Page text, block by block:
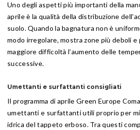
Uno degli aspetti più importanti della
aprile è la qualità della distribuzione
suolo. Quando la bagnatura non è
modo irregolare, mostra zone più deboli
maggiore difficoltà l’aumento delle
successive.
Umettanti e surfattanti consigliati
Il programma di aprile Green Europe
umettanti e surfattanti utili proprio per
idrica del tappeto erboso. Tra questi